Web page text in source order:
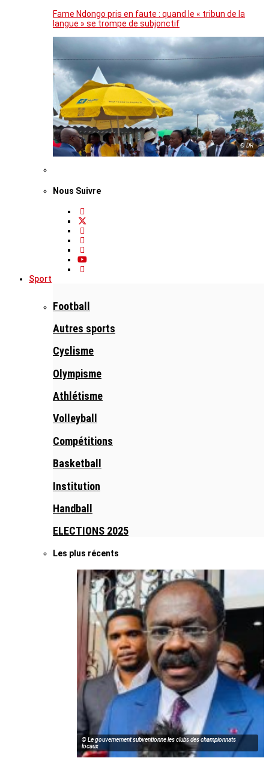
Fame Ndongo pris en faute : quand le « tribun de la
langue » se trompe de subjonctif
© DR
Nous Suivre
Sport
Football
Autres sports
Cyclisme
Olympisme
Athlétisme
Volleyball
Compétitions
Basketball
Institution
Handball
ELECTIONS 2025
Les plus récents
© Le gouvernement subventionne les clubs des championnats
locaux